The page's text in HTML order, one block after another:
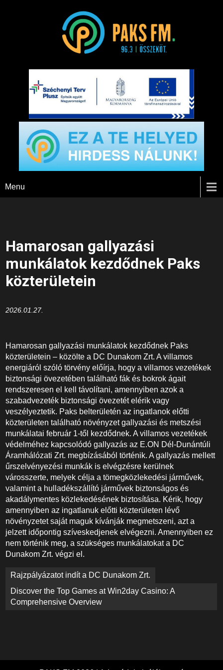
Paks FM
Menu
Hamarosan gallyazási
munkálatok kezdődnek Paks
közterületein
2026.01.27.
Hamarosan gallyazási munkálatok kezdődnek Paks
közterületein – közölte a DC Dunakom Zrt. A villamos
energiáról szóló törvény előírja, hogy a villamos vezetékek
biztonsági övezetében található fák és bokrok ágait
rendszeresen el kell távolítani, amennyiben azok a
szabadvezeték biztonsági övezetét elérik vagy
veszélyeztetik. Paks belterületén az ingatlanok előtti
közterületen található növényzet gallyazási és metszési
munkálatai február 1-től kezdődnek. A villamos vezetékek
védelméhez kapcsolódó gallyazás az E.ON Dél-Dunántúli
Áramhálózati Zrt. megbízásából történik. A gallyazás mellett
űrszelvényezési munkák is elvégzésre kerülnek
városszerte, melyek célja a tömegközlekedési járművek,
valamint a hulladékszállító járművek biztonságos és
akadálymentes közlekedésének biztosítása. Kérik, hogy
amennyiben az ingatlanuk előtti közterületen lévő
növényzetet saját maguk kívánják megmetszeni, azt a
jelzett időpontig szíveskedjenek elvégezni. Amennyiben ez
nem történik meg, a szükséges munkálatokat a DC
Dunakom Zrt. végzi el.
Bejegyzés
navigáció
Rajzpályázatot indít a DC Dunakom Zrt.
Discover the Top Games at Win2day Casino: A
Comprehensive Overview